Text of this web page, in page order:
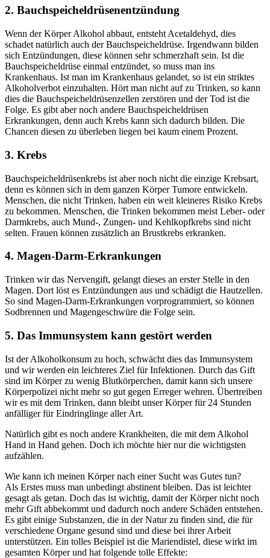
2. Bauchspeicheldrüsenentzündung
Wenn der Körper Alkohol abbaut, entsteht Acetaldehyd, dies
schadet natürlich auch der Bauchspeicheldrüse. Irgendwann bilden
sich Entzündungen, diese können sehr schmerzhaft sein. Ist die
Bauchspeicheldrüse einmal entzündet, so muss man ins
Krankenhaus. Ist man im Krankenhaus gelandet, so ist ein striktes
Alkoholverbot einzuhalten. Hört man nicht auf zu Trinken, so kann
dies die Bauchspeicheldrüsenzellen zerstören und der Tod ist die
Folge. Es gibt aber noch andere Bauchspeicheldrüsen
Erkrankungen, denn auch Krebs kann sich dadurch bilden. Die
Chancen diesen zu überleben liegen bei kaum einem Prozent.
3. Krebs
Bauchspeicheldrüsenkrebs ist aber noch nicht die einzige Krebsart,
denn es können sich in dem ganzen Körper Tumore entwickeln.
Menschen, die nicht Trinken, haben ein weit kleineres Risiko Krebs
zu bekommen. Menschen, die Trinken bekommen meist Leber- oder
Darmkrebs, auch Mund-, Zungen- und Kehlkopfkrebs sind nicht
selten. Frauen können zusätzlich an Brustkrebs erkranken.
4. Magen-Darm-Erkrankungen
Trinken wir das Nervengift, gelangt dieses an erster Stelle in den
Magen. Dort löst es Entzündungen aus und schädigt die Hautzellen.
So sind Magen-Darm-Erkrankungen vorprogrammiert, so können
Sodbrennen und Magengeschwüre die Folge sein.
5. Das Immunsystem kann gestört werden
Ist der Alkoholkonsum zu hoch, schwächt dies das Immunsystem
und wir werden ein leichteres Ziel für Infektionen. Durch das Gift
sind im Körper zu wenig Blutkörperchen, damit kann sich unsere
Körperpolizei nicht mehr so gut gegen Erreger wehren. Übertreiben
wir es mit dem Trinken, dann bleibt unser Körper für 24 Stunden
anfälliger für Eindringlinge aller Art.
Natürlich gibt es noch andere Krankheiten, die mit dem Alkohol
Hand in Hand gehen. Doch ich möchte hier nur die wichtigsten
aufzählen.
Wie kann ich meinen Körper nach einer Sucht was Gutes tun?
Als Erstes muss man unbedingt abstinent bleiben. Das ist leichter
gesagt als getan. Doch das ist wichtig, damit der Körper nicht noch
mehr Gift abbekommt und dadurch noch andere Schäden entstehen.
Es gibt einige Substanzen, die in der Natur zu finden sind, die für
verschiedene Organe gesund sind und diese bei ihrer Arbeit
unterstützen. Ein tolles Beispiel ist die Mariendistel, diese wirkt im
gesamten Körper und hat folgende tolle Effekte: